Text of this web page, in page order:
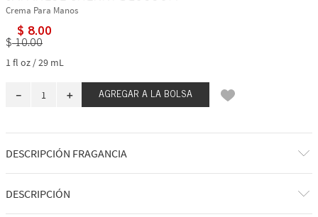
Crema Para Manos
$ 8.00
$ 10.00
1 fl oz / 29 mL
＋
－ AGREGAR A LA BOLSA
DESCRIPCIÓN FRAGANCIA
Hermosa, atemporal y adorada… Japanese Cherry Blossom es
verdaderamente
DESCRIPCIÓN